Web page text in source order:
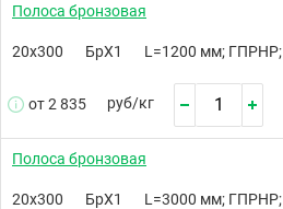
Полоса бронзовая
20х300 БрХ1 L=1200 мм; ГПРНР;
от 2 835 руб/кг
Полоса бронзовая
20х300 БрХ1 L=3000 мм; ГПРНР;